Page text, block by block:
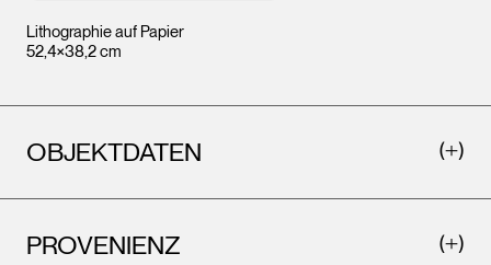
Lithographie auf Papier
52,4×38,2 cm
OBJEKTDATEN
PROVENIENZ